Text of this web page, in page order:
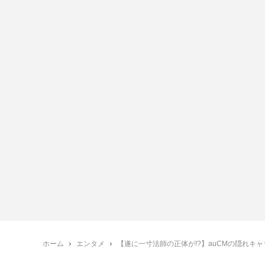
ホーム エンタメ 【遂に一寸法師の正体が!?】auCMの隠れキ